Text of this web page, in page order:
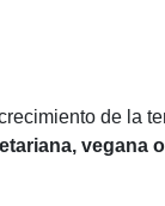
de la
vegana